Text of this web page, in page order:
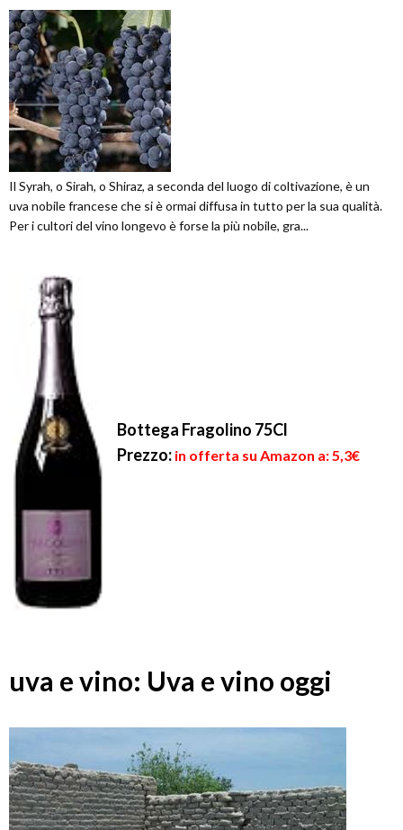
Il Syrah, o Sirah, o Shiraz, a seconda del luogo di coltivazione, è un
uva nobile francese che si è ormai diffusa in tutto per la sua qualità.
Per i cultori del vino longevo è forse la più nobile, gra...
Bottega Fragolino 75Cl
Prezzo: in offerta su Amazon a: 5,3€
uva e vino: Uva e vino oggi